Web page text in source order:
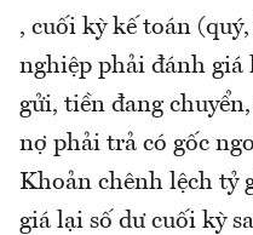
, cuối kỳ kế toán
nghiệp phải đánh
gửi, tiền đang
nợ phải trả có gốc
Khoản chênh lệch tỷ
giá lại số dư cuối kỳ